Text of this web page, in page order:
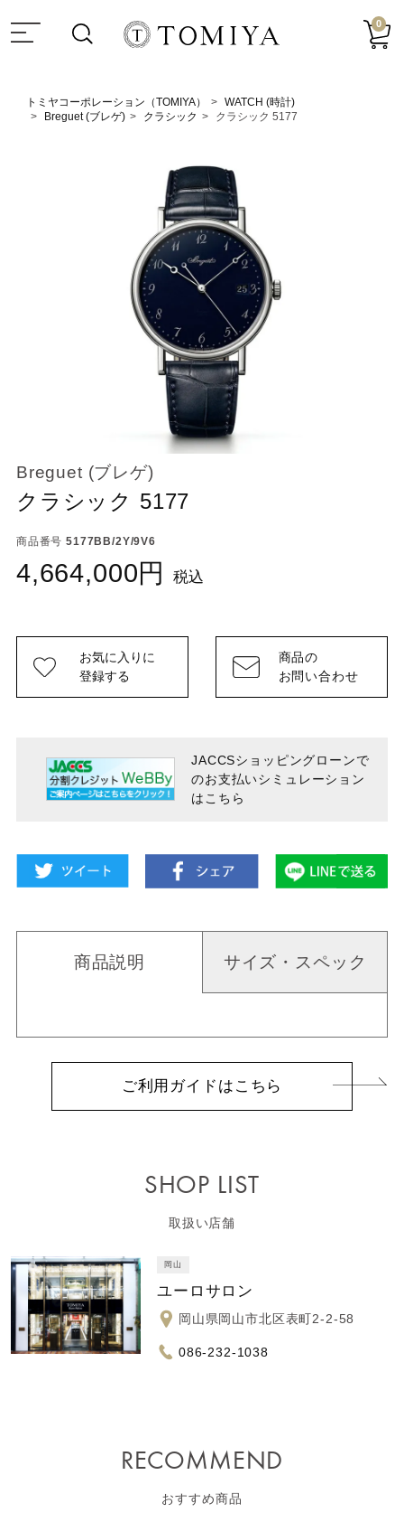
0
トミヤコーポレーション（TOMIYA）
WATCH (時計)
Breguet (ブレゲ)
クラシック クラシック 5177
Breguet (ブレゲ)
クラシック 5177
商品番号 5177BB/2Y/9V6
4,664,000 税込
お気に入りに
登録する
商品の
お問い合わせ
JACCSショッピングローンで
のお支払いシミュレーション
はこちら
商品説明 サイズ・スペック
ご利用ガイドはこちら
SHOP LIST
取扱い店舗
岡山
ユーロサロン
岡山県岡山市北区表町2-2-58
086-232-1038
RECOMMEND
おすすめ商品